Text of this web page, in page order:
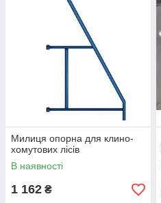
Милиця опорна для клино-
хомутових лісів
В наявності
1 162 ₴